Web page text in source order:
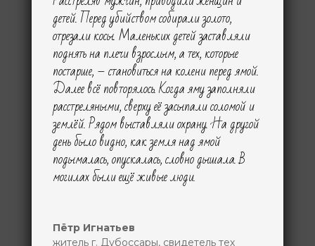
детей. Перед убийством собирали золото,
отрезали косы. Маленьких детей заставляли
поднять на плечи взрослым, а тех, которые
постарше, – становиться на колени перед ямой.
Далее всё повторялось. Когда яму заполняли
расстреляными, сверху её засыпали соломой и
землёй. Рядом выставляли охрану. На другой
день было видно, как земля над ямой
подымалась, опускалась, словно дышала. В
могилах были ещё живые люди.
Пётр Игнатьев
житель г. Дубоссары, свидетель тех